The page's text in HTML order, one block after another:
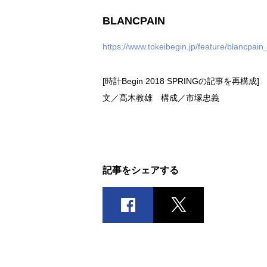
BLANCPAIN
https://www.tokeibegin.jp/feature/
[時計Begin 2018 SPRINGの記事を再構成]
文／髙木教雄 構成／市塚忠義
記事をシェアする